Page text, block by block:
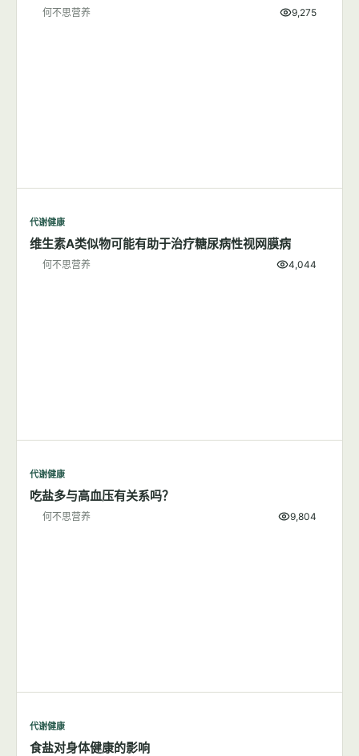
何不思营养 9,275
代谢健康
维生素A类似物可能有助于治疗糖尿病性视网膜病
何不思营养 4,044
代谢健康
吃盐多与高血压有关系吗？
何不思营养 9,804
代谢健康
食盐对身体健康的影响